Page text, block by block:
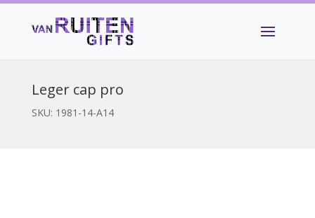
Leger cap pro
SKU: 1981-14-A14